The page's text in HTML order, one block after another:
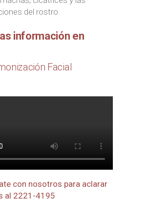
del rostro.
información en
Facial
con nosotros para aclarar
al 2221-4195